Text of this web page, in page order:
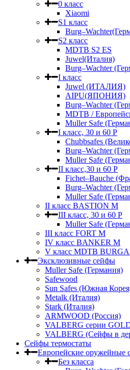
0 класс
Xiaomi
S1 класс
S2 класс
MDTB S2 ES
Juwel(Италия)
Burg–Wachter
I класс
Juwel (ИТАЛИЯ)
AIPU(ЯПОНИЯ)
Burg–Wachter
MDTB /
Muller Safe
I класс, 30 и 60 P
Chubbsafes
Burg–Wachter
Muller Safe
II класс,30 и 60 P
Fichet–Bauche
Burg–Wachter
Muller Safe
II класс BASTION M
III класс, 30 и 60 P
Muller Safe
III класс FORT M
IV класс BANKER M
V класс МDTB
Эксклюзивные сейфы
Muller Safe (Германия)
Safewood
Sun Safes (Южная
Metalk (Италия)
Stark (Италия)
ARMWOOD (Россия)
VALBERG серии
VALBERG (Сейфы в
Сейфы термостаты
Европейские оружейные
Без класса